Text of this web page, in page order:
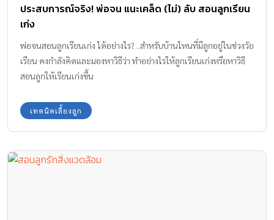
ประสบการณ์จริง! พ่อจน แนะเคล็ด (ไม่) ลับ สอนลูกเรียน
เก่ง
พ่อจนสอนลูกเรียนเก่ง ได้อย่างไร? ..สำหรับบ้านไหนที่มีลูกอยู่ในช่วงวัย
เรียน คงกำลังคิดและมองหาวิธีว่า ทำอย่างไรให้ลูกเรียนเก่งหรือหาวิธี
สอนลูกให้เรียนเก่งขึ้น
เทคนิคเลี้ยงลูก